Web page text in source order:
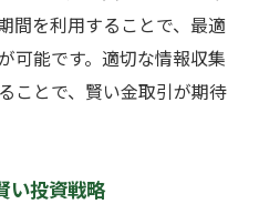
間を利用することで、最適
可能です。適切な情報収集
ことで、賢い金取引が期待
い投資戦略